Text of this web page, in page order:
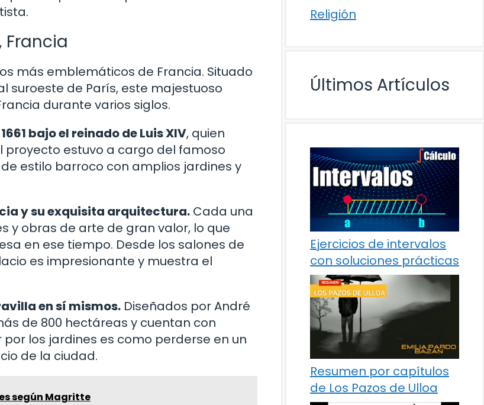
Francia
más emblemáticos de Francia. Situado
suroeste de París, este majestuoso
durante varios siglos.
bajo el reinado de Luis XIV, quien
proyecto estuvo a cargo del famoso
estilo barroco con amplios jardines y
y su exquisita arquitectura. Cada una
y obras de arte de gran valor, lo que
en ese tiempo. Desde los salones de
es impresionante y muestra el
en sí mismos. Diseñados por André
de 800 hectáreas y cuentan con
los jardines es como perderse en un
de la ciudad.
según Magritte
Religión
Últimos Artículos
Ejercicios de intervalos
con soluciones prácticas
Resumen por capítulos
de Los Pazos de Ulloa